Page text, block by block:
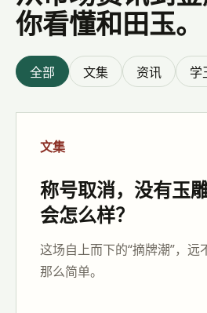
你看懂和田玉。
全部 文集 资讯 学
文集
称号取消，没有玉
会怎么样？
这场自上而下的“摘牌潮”，远
那么简单。